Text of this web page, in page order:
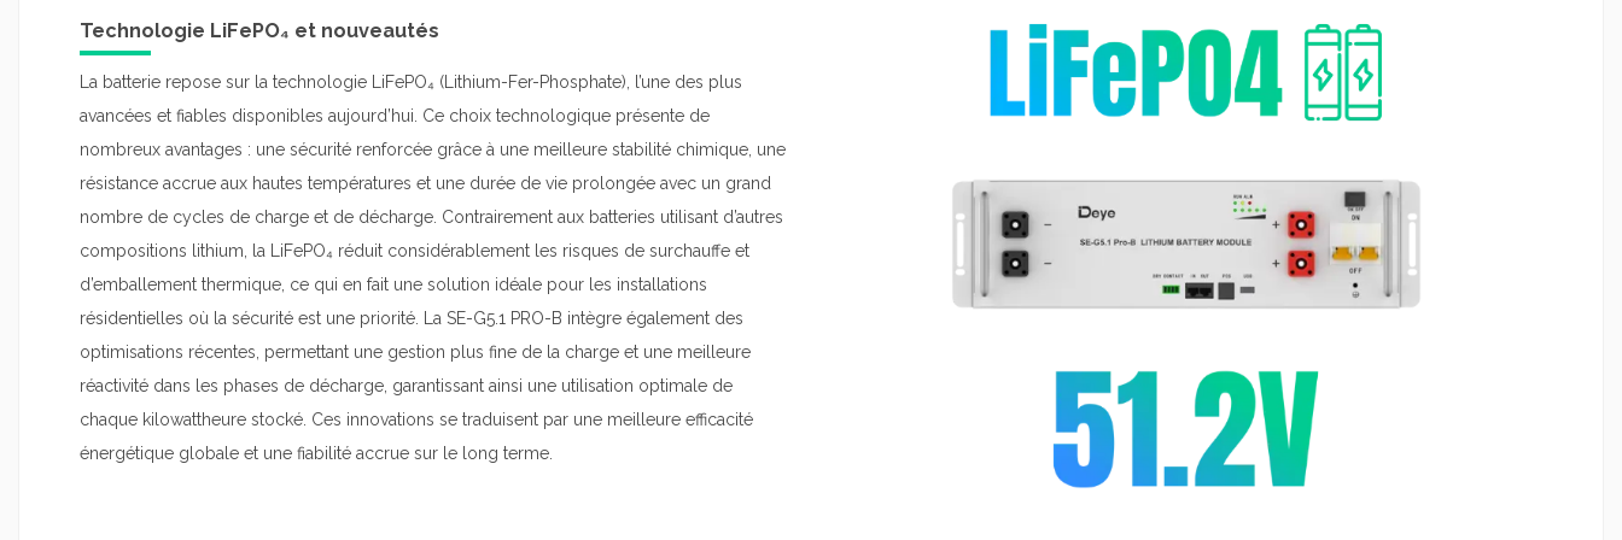
Technologie LiFePO₄ et nouveautés
La batterie repose sur la technologie LiFePO₄ (Lithium-Fer-Phosphate), l’une des plus
avancées et fiables disponibles aujourd’hui. Ce choix technologique présente de
nombreux avantages : une sécurité renforcée grâce à une meilleure stabilité chimique, une
résistance accrue aux hautes températures et une durée de vie prolongée avec un grand
nombre de cycles de charge et de décharge. Contrairement aux batteries utilisant d’autres
compositions lithium, la LiFePO₄ réduit considérablement les risques de surchauffe et
d’emballement thermique, ce qui en fait une solution idéale pour les installations
résidentielles où la sécurité est une priorité. La SE-G5.1 PRO-B intègre également des
optimisations récentes, permettant une gestion plus fine de la charge et une meilleure
réactivité dans les phases de décharge, garantissant ainsi une utilisation optimale de
chaque kilowattheure stocké. Ces innovations se traduisent par une meilleure efficacité
énergétique globale et une fiabilité accrue sur le long terme.